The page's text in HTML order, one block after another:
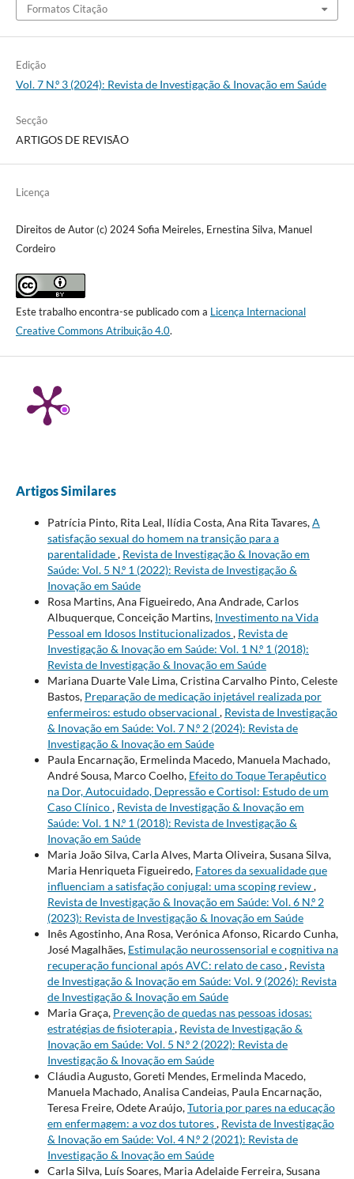
Formatos Citação
Edição
Vol. 7 N.º 3 (2024): Revista de Investigação & Inovação em Saúde
Secção
ARTIGOS DE REVISÃO
Licença
Direitos de Autor (c) 2024 Sofia Meireles, Ernestina Silva, Manuel
Cordeiro
Este trabalho encontra-se publicado com a Licença Internacional
Creative Commons Atribuição 4.0.
Artigos Similares
Patrícia Pinto, Rita Leal, Ilídia Costa, Ana Rita Tavares,A
satisfação sexual do homem na transição para a
parentalidade, Revista de Investigação & Inovação em
Saúde: Vol. 5 N.º 1 (2022): Revista de Investigação &
Inovação em Saúde
Rosa Martins, Ana Figueiredo, Ana Andrade, Carlos
Albuquerque, Conceição Martins, Investimento na Vida
Pessoal em Idosos Institucionalizados, Revista de
Investigação & Inovação em Saúde: Vol. 1 N.º 1 (2018):
Revista de Investigação & Inovação em Saúde
Mariana Duarte Vale Lima, Cristina Carvalho Pinto, Celeste
Bastos, Preparação de medicação injetável realizada por
enfermeiros: estudo observacional , Revista de Investigação
& Inovação em Saúde: Vol. 7 N.º 2 (2024): Revista de
Investigação & Inovação em Saúde
Paula Encarnação, Ermelinda Macedo, Manuela Machado,
André Sousa, Marco Coelho, Efeito do Toque Terapêutico
na Dor, Autocuidado, Depressão e Cortisol: Estudo de um
Caso Clínico, Revista de Investigação & Inovação em
Saúde: Vol. 1 N.º 1 (2018): Revista de Investigação &
Inovação em Saúde
Maria João Silva, Carla Alves, Marta Oliveira, Susana Silva,
Maria Henriqueta Figueiredo, Fatores da sexualidade que
influenciam a satisfação conjugal: uma scoping review,
Revista de Investigação & Inovação em Saúde: Vol. 6 N.º 2
(2023): Revista de Investigação & Inovação em Saúde
Inês Agostinho, Ana Rosa, Verónica Afonso, Ricardo Cunha,
José Magalhães, Estimulação neurossensorial e cognitiva na
recuperação funcional após AVC: relato de caso, Revista
de Investigação & Inovação em Saúde: Vol. 9 (2026): Revista
de Investigação & Inovação em Saúde
Maria Graça, Prevenção de quedas nas pessoas idosas:
estratégias de fisioterapia, Revista de Investigação &
Inovação em Saúde: Vol. 5 N.º 2 (2022): Revista de
Investigação & Inovação em Saúde
Cláudia Augusto, Goreti Mendes, Ermelinda Macedo,
Manuela Machado, Analisa Candeias, Paula Encarnação,
Teresa Freire, Odete Araújo,Tutoria por pares na educação
em enfermagem: a voz dos tutores, Revista de Investigação
& Inovação em Saúde: Vol. 4 N.º 2 (2021): Revista de
Investigação & Inovação em Saúde
Carla Silva, Luís Soares, Maria Adelaide Ferreira, Susana